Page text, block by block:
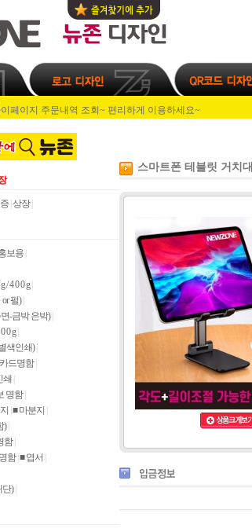
마다 적립금 지급~쌓인 적립금으로 인쇄물 주문~^^
마다 적립금 지급~쌓인 적립금으로 인쇄물 주문~^^
페이지 주문내역 조회~ 편리하게 이용하세요~
하시면 1000포인트 적립해드립니다.
마다 적립금 지급~쌓인 적립금으로 인쇄물 주문~^^
페이지 주문내역 조회~ 편리하게 이용하세요~
문하시면 1000포인트 적립해드립니다.
상장|
보용
/ 4 0 0 g|
펄)|
-금박 은박)|
0 g|
색인쇄)|
드명함|
쇄
명함|
■ 마분지
)|
함|
함| ■ 엽서
단)|
스마트폰 테블릿 거치대